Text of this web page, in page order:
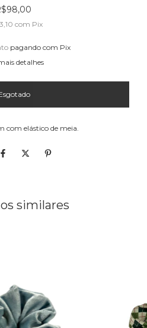
com Pix
pagando com Pix
detalhes
com elástico de meia.
similares